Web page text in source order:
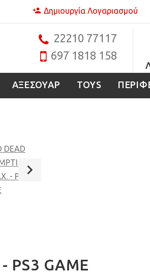
Δημιουργία Λογαριασμού
22210 77117
697 1818 158
ΑΞΕΣΟΥΑΡ TOYS
PS3 GAME